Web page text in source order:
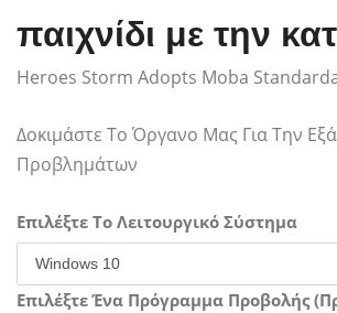
παιχνίδι με την
Heroes Storm Adopts Moba
Δοκιμάστε Το Όργανο Μας Για Την
Προβλημάτων
Επιλέξτε Το Λειτουργικό Σύστημα
Επιλέξτε Ένα Πρόγραμμα Προβολής